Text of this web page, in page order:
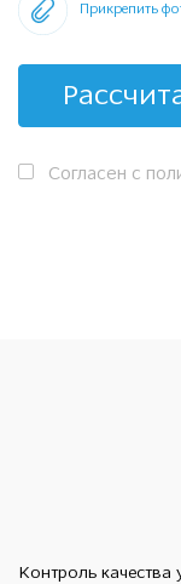
Прикрепить
Согласен с
Контроль качества